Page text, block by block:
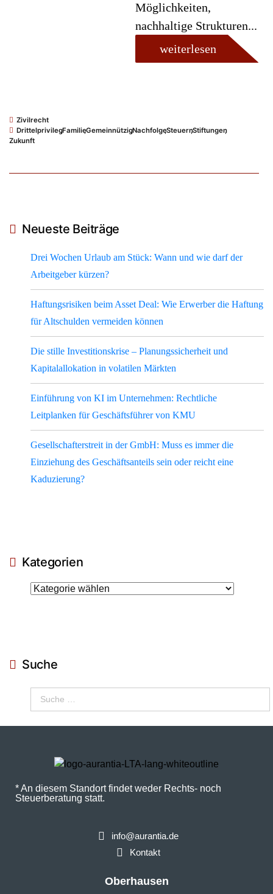
Möglichkeiten,
nachhaltige Strukturen...
weiterlesen
Zivilrecht
Drittelprivileg
,Familie
,Gemeinnützig
,Nachfolge
,Steuern
,Stiftungen
,
Zukunft
Neueste Beiträge
Drei Wochen Urlaub am Stück: Wann und wie darf der
Arbeitgeber kürzen?
Haftungsrisiken beim Asset Deal: Wie Erwerber die Haftung
für Altschulden vermeiden können
Die stille Investitionskrise – Planungssicherheit und
Kapitalallokation in volatilen Märkten
Einführung von KI im Unternehmen: Rechtliche
Leitplanken für Geschäftsführer von KMU
Gesellschafterstreit in der GmbH: Muss es immer die
Einziehung des Geschäftsanteils sein oder reicht eine
Kaduzierung?
Kategorien
Suche
* An diesem Standort findet weder Rechts- noch
Steuerberatung statt.
info@aurantia.de
Kontakt
Oberhausen